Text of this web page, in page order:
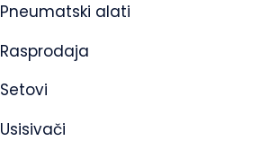
Pneumatski alati
Rasprodaja
Setovi
Usisivači